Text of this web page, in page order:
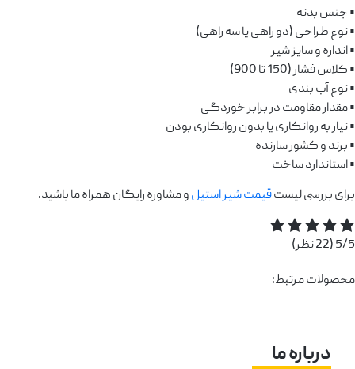
• جنس بدنه
• نوع طراحی (دو راهی یا سه راهی)
• اندازه و سایز شیر
• کلاس فشار (150 تا 900)
• نوع آب ‌بندی
• مقدار مقاومت در برابر خوردگی
• نیاز به روانکاری یا بدون روانکاری بودن
• برند و کشور سازنده
• استاندارد ساخت
برای بررسی لیستقیمت شیر استیلو مشاوره رایگان همراه ما باشید.
5/5(22 نظر)
محصولات مرتبط:
درباره ما